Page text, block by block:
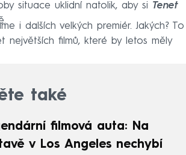
situace uklidní natolik, aby si Tenet
i dalších velkých premiér. Jakých? To
největších filmů, které by letos měly
také
filmová auta: Na
v Los Angeles nechybí